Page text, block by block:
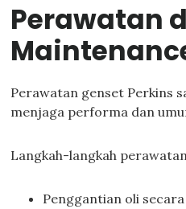
Perawatan
Perawatan genset Perkins
menjaga performa dan
Langkah-langkah
Penggantian oli